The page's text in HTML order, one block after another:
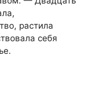
растила
себя